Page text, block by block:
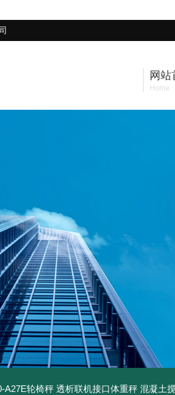
网站
Home
A27E轮椅秤 透析联机接口体重秤 混凝土